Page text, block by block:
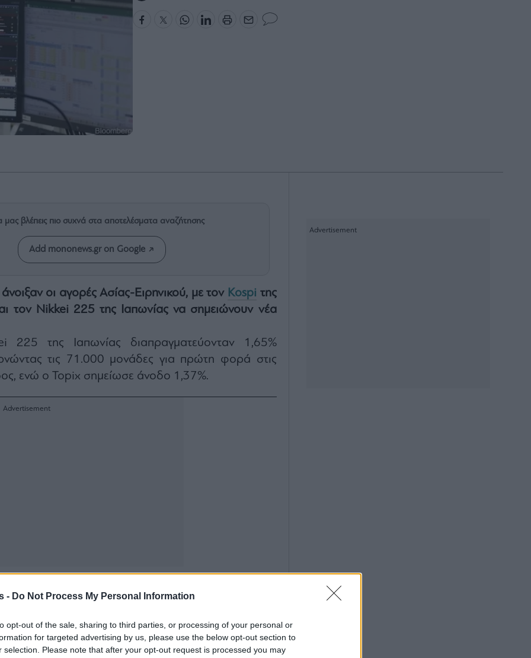
- Do Not Process My Personal Information
opt-out of the sale, sharing to third parties, or processing of your personal or
for targeted advertising by us, please use the below opt-out section to
selection. Please note that after your opt-out request is processed you may
μας βλέπεις πιο συχνά στα αποτελέσματα αναζήτησης
Add mononews.gr on Google
άνοιξαν οι αγορές Ασίας-Ειρηνικού, με τον Kospi της
τον Nikkei 225 της Ιαπωνίας να σημειώνουν νέα
225 της Ιαπωνίας διαπραγματεύονταν 1,65%
τις 71.000 μονάδες για πρώτη φορά στις
ενώ ο Topix σημείωσε άνοδο 1,37%.